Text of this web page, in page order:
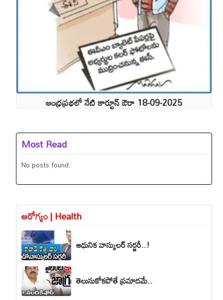
ఆంధ్రప్రభలో నేటి కార్టూన్ ఔరా 18-09-2025
Most Read
No posts found.
ఆరోగ్యం | Health
ఆధునిక వాస్కులర్ సర్జరీ..!
తెలుసుకోకపోతే ప్రమాదమే..